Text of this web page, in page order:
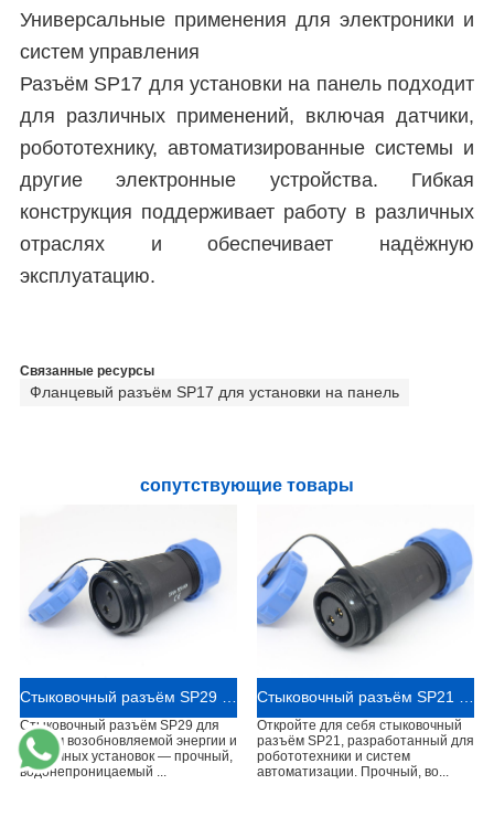
Универсальные применения для электроники и
систем управления
Разъём SP17 для установки на панель подходит
для различных применений, включая датчики,
робототехнику, автоматизированные системы и
другие электронные устройства. Гибкая
конструкция поддерживает работу в различных
отраслях и обеспечивает надёжную
эксплуатацию.
Связанные ресурсы
Фланцевый разъём SP17 для установки на панель
сопутствующие товары
Стыковочный разъём SP29 для систем возобновляемой энергии и солнечных установок
Стыковочный разъём SP29 для
систем возобновляемой энергии и
солнечных установок — прочный,
водонепроницаемый ...
Стыковочный разъём SP21 для робототехники и систем автоматизации
Откройте для себя стыковочный
разъём SP21, разработанный для
робототехники и систем
автоматизации. Прочный, во...